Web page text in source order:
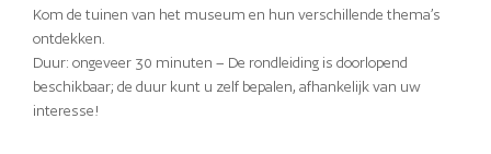
Kom de tuinen van het museum en hun verschillende thema’s
ontdekken.
Duur: ongeveer 30 minuten – De rondleiding is doorlopend
beschikbaar; de duur kunt u zelf bepalen, afhankelijk van uw
interesse!